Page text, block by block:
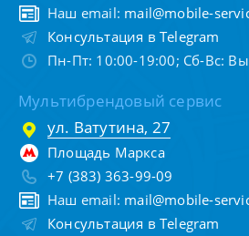
Наш email: mail@mobile-
Консультация в Telegram
Пн-Пт: 10:00-19:00; Сб-Вс:
Мультибрендовый сервис
ул. Ватутина, 27
Площадь Маркса
+7 (383) 363-99-09
Наш email: mail@mobile-
Консультация в Telegram